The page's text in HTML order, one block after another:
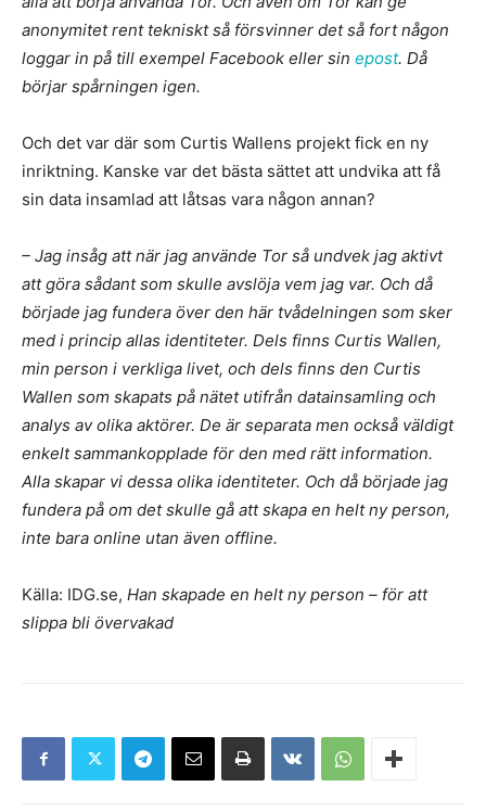
anonymitet rent tekniskt så försvinner det så fort någon
loggar in på till exempel Facebook eller sin epost. Då
börjar spårningen igen.
Och det var där som Curtis Wallens projekt fick en ny
inriktning. Kanske var det bästa sättet att undvika att få
sin data insamlad att låtsas vara någon annan?
– Jag insåg att när jag använde Tor så undvek jag aktivt
att göra sådant som skulle avslöja vem jag var. Och då
började jag fundera över den här tvådelningen som sker
med i princip allas identiteter. Dels finns Curtis Wallen,
min person i verkliga livet, och dels finns den Curtis
Wallen som skapats på nätet utifrån datainsamling och
analys av olika aktörer. De är separata men också väldigt
enkelt sammankopplade för den med rätt information.
Alla skapar vi dessa olika identiteter. Och då började jag
fundera på om det skulle gå att skapa en helt ny person,
inte bara online utan även offline.
Källa: IDG.se, Han skapade en helt ny person – för att
slippa bli övervakad